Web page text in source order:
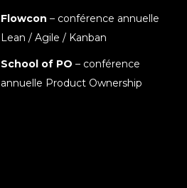
Flowcon – conférence annuelle
Lean / Agile / Kanban
School of PO – conférence
annuelle Product Ownership